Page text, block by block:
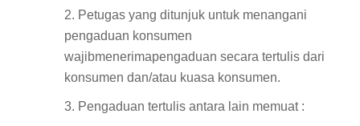
2. Petugas yang ditunjuk untuk menangani
pengaduan konsumen
wajibmenerimapengaduan secara tertulis dari
konsumen dan/atau kuasa konsumen.
3. Pengaduan tertulis antara lain memuat :